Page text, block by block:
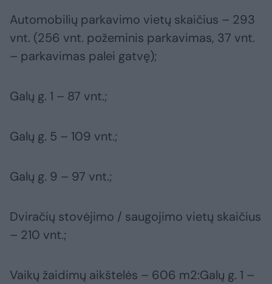
Automobilių parkavimo vietų skaičius – 293
vnt. (256 vnt. požeminis parkavimas, 37 vnt.
– parkavimas palei gatvę);
Galų g. 1 – 87 vnt.;
Galų g. 5 – 109 vnt.;
Galų g. 9 – 97 vnt.;
Dviračių stovėjimo / saugojimo vietų skaičius
– 210 vnt.;
Vaikų žaidimų aikštelės – 606 m2:Galų g. 1 –